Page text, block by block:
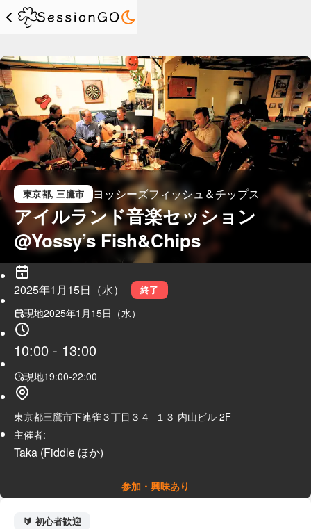
東京都, 三鷹市 ヨッシーズフィッシュ＆チップス
アイルランド音楽セッション
@Yossy’s Fish&Chips
2025年1月15日（水） 終了
現地2025年1月15日（水）
10:00 - 13:00
現地19:00-22:00
東京都三鷹市下連雀３丁目３４−１３ 内山ビル 2F
主催者:
Taka (Fiddle ほか)
参加・興味あり
🔰 初心者歓迎